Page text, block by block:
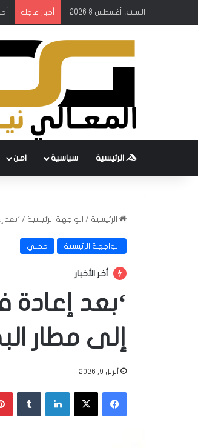
السبت, أغسطس 8 2026 أخبار عاجلة
الرئيسية سياسية امن
الرئيسية / الواجهة الرئيسية / ‘بعد
الواجهة الرئيسية محلي
أخر الأخبار
‘بعد إعادة
إلى مطار
أبريل 9, 2026
فيسبوك ‫X لينكدإن